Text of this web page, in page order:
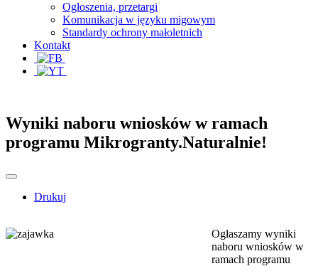
Ogłoszenia, przetargi
Komunikacja w języku migowym
Standardy ochrony małoletnich
Kontakt
Wyniki naboru wniosków w ramach
programu Mikrogranty.Naturalnie!
Drukuj
Ogłaszamy wyniki
naboru wniosków w
ramach programu